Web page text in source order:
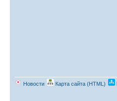
Новости Карта сайта (HTML)